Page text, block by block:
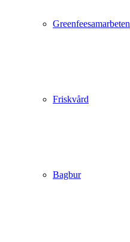
Greenfeesamarbeten
Friskvård
Bagbur